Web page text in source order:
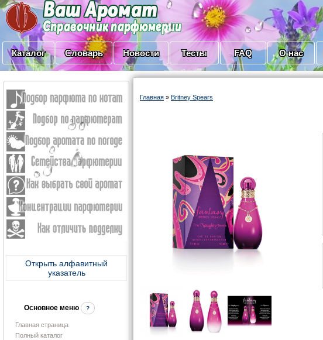
Каталог Словарь Новости Тесты FAQ О нас
Открыть алфавитный
указатель
Основное меню ?
Главная страница
Полный каталог
Главная » Britney Spears